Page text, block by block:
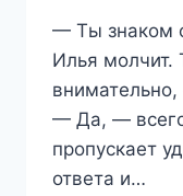
— Ты знаком
Илья молчит.
— Да, —
пропускает
ответа и…